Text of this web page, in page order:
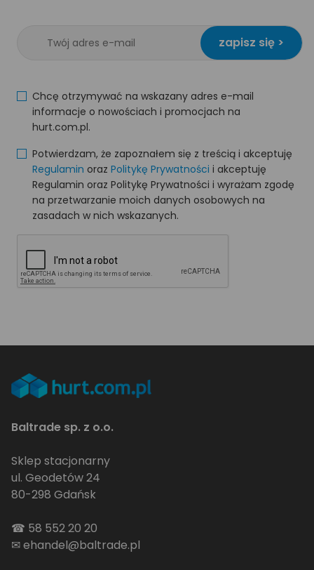
zapisz się >
Chcę otrzymywać na wskazany adres e-mail
informacje o nowościach i promocjach na
hurt.com.pl.
Potwierdzam, że zapoznałem się z treścią i akceptuję
Regulamin oraz Politykę Prywatności i akceptuję
Regulamin oraz Politykę Prywatności i wyrażam zgodę
na przetwarzanie moich danych osobowych na
zasadach w nich wskazanych.
Baltrade sp. z o.o.
Sklep stacjonarny
ul. Geodetów 24
80-298 Gdańsk
☎ 58 552 20 20
✉ehandel@baltrade.pl